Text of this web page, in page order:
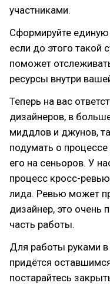
участниками.
Сформируйте единую
если до этого такой
поможет
ресурсы внутри
Теперь на вас
дизайнеров, в
миддлов и джунов,
подумать о
его на сеньоров. У
процесс кросс-
лида. Ревью может
дизайнер, это очень
часть работы.
Для работы руками
придётся
постарайтесь